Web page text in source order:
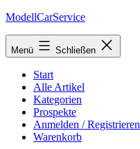
Zum
springen
ModellCarService
Menü Schließen
Start
Alle Artikel
Kategorien
Prospekte
Anmelden / Registrieren
Warenkorb